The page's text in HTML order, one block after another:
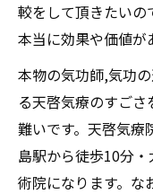
較をして頂きたいの
本当に効果や価値が
本物の気功師,気功
る天啓気療のすご
難いです。天啓気療
島駅から徒歩10分
術院になります。な